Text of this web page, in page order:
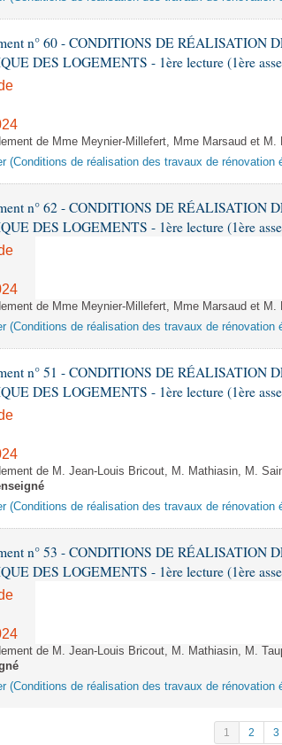
n° 60 - CONDITIONS DE RÉALISATION
DES LOGEMENTS - 1ère lecture (1ère
de Mme Meynier-Millefert, Mme Marsaud et M.
(Conditions de réalisation des travaux de rénovation
n° 62 - CONDITIONS DE RÉALISATION
DES LOGEMENTS - 1ère lecture (1ère
de Mme Meynier-Millefert, Mme Marsaud et M.
(Conditions de réalisation des travaux de rénovation
n° 51 - CONDITIONS DE RÉALISATION
DES LOGEMENTS - 1ère lecture (1ère
de M. Jean-Louis Bricout, M. Mathiasin, M.
(Conditions de réalisation des travaux de rénovation
n° 53 - CONDITIONS DE RÉALISATION
DES LOGEMENTS - 1ère lecture (1ère
de M. Jean-Louis Bricout, M. Mathiasin, M.
(Conditions de réalisation des travaux de rénovation
1 2 3